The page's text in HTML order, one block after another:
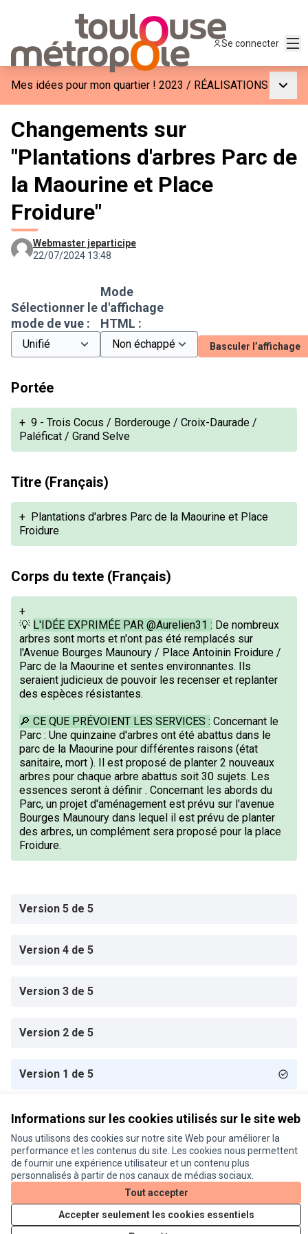
Informations sur les cookies utilisés sur le site web
Nous utilisons des cookies sur notre site Web pour améliorer la
performance et les contenus du site. Les cookies nous permettent
de fournir une expérience utilisateur et un contenu plus
personnalisés à partir de nos canaux de médias sociaux.
Tout accepter
Accepter seulement les cookies essentiels
Se connecter
Mes idées pour mon quartier ! 2023 / RÉALISATIONS
Changements sur
"Plantations d'arbres Parc de
la Maourine et Place
Froidure"
Webmaster jeparticipe
22/07/2024 13:48
Sélectionner le
mode de vue :
Mode
d'affichage
HTML :
Basculer l’affichage
Portée
+ 9 - Trois Cocus / Borderouge / Croix-Daurade /
Paléficat / Grand Selve
Titre (Français)
+ Plantations d'arbres Parc de la Maourine et Place
Froidure
Corps du texte (Français)
+
💡 L'IDÉE EXPRIMÉE PAR @Aurelien31 : De nombreux
arbres sont morts et n'ont pas été remplacés sur
l'Avenue Bourges Maunoury / Place Antoinin Froidure /
Parc de la Maourine et sentes environnantes. Ils
seraient judicieux de pouvoir les recenser et replanter
des espèces résistantes.
🔎 CE QUE PRÉVOIENT LES SERVICES : Concernant le
Parc : Une quinzaine d'arbres ont été abattus dans le
parc de la Maourine pour différentes raisons (état
sanitaire, mort ). Il est proposé de planter 2 nouveaux
arbres pour chaque arbre abattus soit 30 sujets. Les
essences seront à définir . Concernant les abords du
Parc, un projet d'aménagement est prévu sur l'avenue
Bourges Maunoury dans lequel il est prévu de planter
des arbres, un complément sera proposé pour la place
Froidure.
Version 5 de 5
Version 4 de 5
Version 3 de 5
Version 2 de 5
Version 1 de 5
Conditions d'utilisation
Paramètres des cookies
Je participe ! sur X
(Lien externe)
Je participe ! sur Facebook
(Lien externe)
Je participe ! sur Instagram
(Lien externe)
(Lien externe)
Site réalisé grâce aulogiciel libre Decidim .
Licence
(Lien